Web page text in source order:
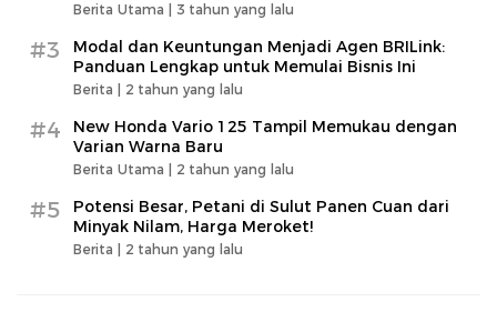
Berita Utama | 3 tahun yang lalu
#3
Modal dan Keuntungan Menjadi Agen BRILink:
Panduan Lengkap untuk Memulai Bisnis Ini
Berita | 2 tahun yang lalu
#4
New Honda Vario 125 Tampil Memukau dengan
Varian Warna Baru
Berita Utama | 2 tahun yang lalu
#5
Potensi Besar, Petani di Sulut Panen Cuan dari
Minyak Nilam, Harga Meroket!
Berita | 2 tahun yang lalu